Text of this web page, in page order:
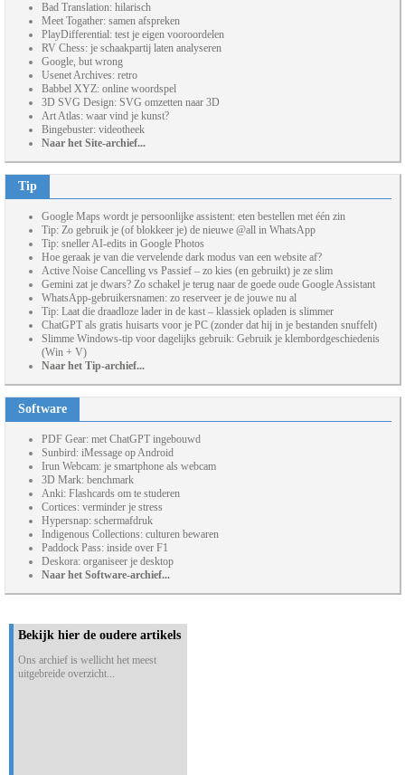
Bad Translation: hilarisch
Meet Togather: samen afspreken
PlayDifferential: test je eigen vooroordelen
RV Chess: je schaakpartij laten analyseren
Google, but wrong
Usenet Archives: retro
Babbel XYZ: online woordspel
3D SVG Design: SVG omzetten naar 3D
Art Atlas: waar vind je kunst?
Bingebuster: videotheek
Naar het Site-archief...
Tip
Google Maps wordt je persoonlijke assistent: eten bestellen met één zin
Tip: Zo gebruik je (of blokkeer je) de nieuwe @all in WhatsApp
Tip: sneller AI-edits in Google Photos
Hoe geraak je van die vervelende dark modus van een website af?
Active Noise Cancelling vs Passief – zo kies (en gebruikt) je ze slim
Gemini zat je dwars? Zo schakel je terug naar de goede oude Google Assistant
WhatsApp-gebruikersnamen: zo reserveer je de jouwe nu al
Tip: Laat die draadloze lader in de kast – klassiek opladen is slimmer
ChatGPT als gratis huisarts voor je PC (zonder dat hij in je bestanden snuffelt)
Slimme Windows-tip voor dagelijks gebruik: Gebruik je klembordgeschiedenis
(Win + V)
Naar het Tip-archief...
Software
PDF Gear: met ChatGPT ingebouwd
Sunbird: iMessage op Android
Irun Webcam: je smartphone als webcam
3D Mark: benchmark
Anki: Flashcards om te studeren
Cortices: verminder je stress
Hypersnap: schermafdruk
Indigenous Collections: culturen bewaren
Paddock Pass: inside over F1
Deskora: organiseer je desktop
Naar het Software-archief...
Bekijk hier de oudere artikels
Ons archief is wellicht het meest
uitgebreide overzicht...